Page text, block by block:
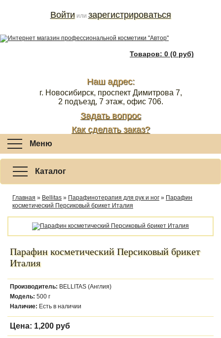
Товаров: 0 (0 руб)
Наш адрес:
г. Новосибирск, проспект Димитрова 7,
2 подъезд, 7 этаж, офис 706.
Задать вопрос
Как сделать заказ?
Войти или зарегистрироваться
Меню
Каталог
Главная » Bellitas » Парафинотерапия для рук и ног » Парафин
косметический Персиковый брикет Италия
Парафин косметический Персиковый брикет
Италия
Производитель: BELLITAS (Англия)
Модель: 500 г
Наличие: Есть в наличии
Цена: 1,200 руб